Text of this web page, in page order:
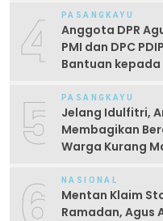
4 PASANGKAYU
Anggota DPR
PMI dan DPC
Bantuan
5 PASANGKAYU
Jelang Idulfitri,
Membagikan
Warga Kurang
NASIONAL
Mentan Klaim
Ramadan, Agus